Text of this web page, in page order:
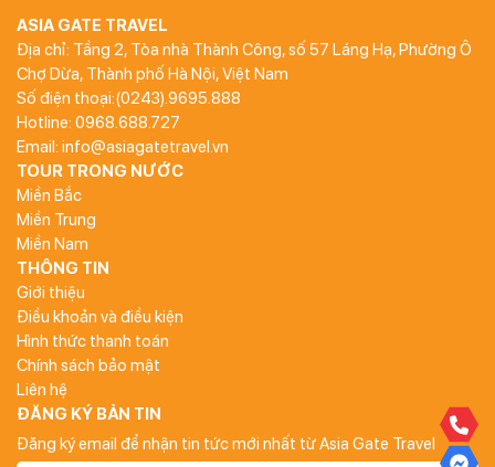
ASIA GATE TRAVEL
Địa chỉ: Tầng 2, Tòa nhà Thành Công, số 57 Láng Hạ, Phường Ô
Chợ Dừa, Thành phố Hà Nội, Việt Nam
Số điện thoại:(0243).9695.888
Hotline: 0968.688.727
Email: info@asiagatetravel.vn
TOUR TRONG NƯỚC
Miền Bắc
Miền Trung
Miền Nam
THÔNG TIN
Giới thiệu
Điều khoản và điều kiện
Hình thức thanh toán
Chính sách bảo mật
Liên hệ
ĐĂNG KÝ BẢN TIN
Đăng ký email để nhận tin tức mới nhất từ Asia Gate Travel